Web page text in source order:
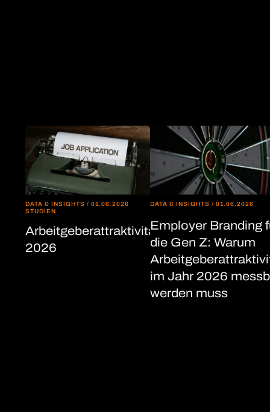
DATA & INSIGHTS
STUDIEN
/01.06.2026
Arbeitgeberattraktivität
2026
DATA & INSIGHTS /01.06.2026
Employer Branding
die Gen Z: Warum
im Jahr 2026
werden muss